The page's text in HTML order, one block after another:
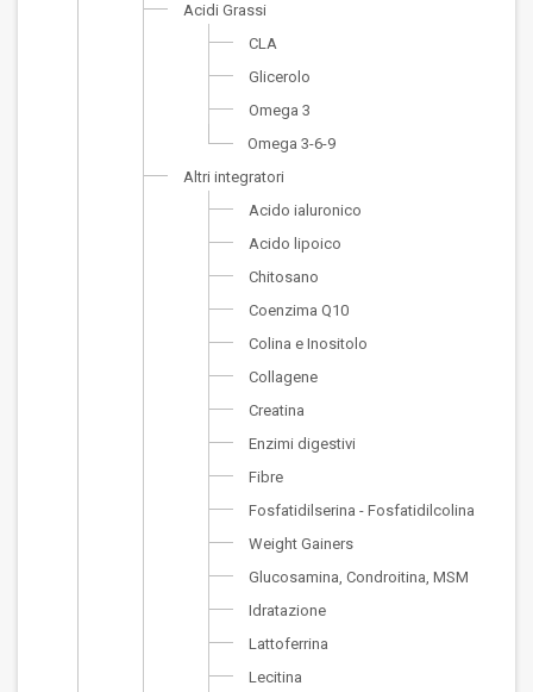
Acidi Grassi
CLA
Glicerolo
Omega 3
Omega 3-6-9
Altri integratori
Acido ialuronico
Acido lipoico
Chitosano
Coenzima Q10
Colina e Inositolo
Collagene
Creatina
Enzimi digestivi
Fibre
Fosfatidilserina - Fosfatidilcolina
Weight Gainers
Glucosamina, Condroitina, MSM
Idratazione
Lattoferrina
Lecitina